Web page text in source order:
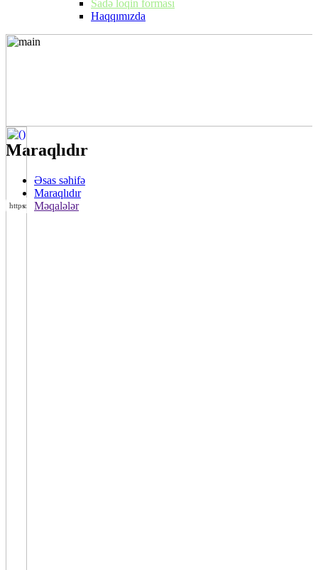
Sadə loqin forması
Haqqımızda
Maraqlıdır
Əsas səhifə
Maraqlıdır
Məqalələr
https://wa.me/994552244433